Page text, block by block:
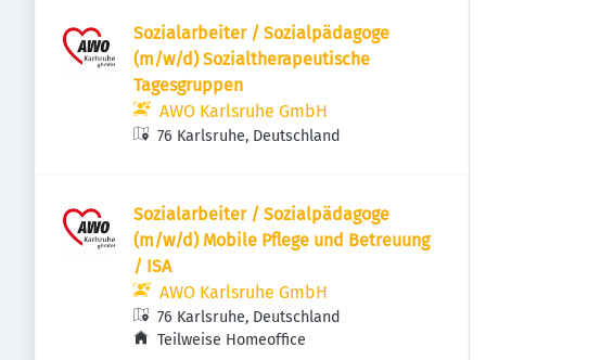
Sozialarbeiter / Sozialpädagoge
(m/w/d) Sozialtherapeutische
Tagesgruppen
AWO Karlsruhe GmbH
76 Karlsruhe, Deutschland
Sozialarbeiter / Sozialpädagoge
(m/w/d) Mobile Pflege und Betreuung
/ ISA
AWO Karlsruhe GmbH
76 Karlsruhe, Deutschland
Teilweise Homeoffice